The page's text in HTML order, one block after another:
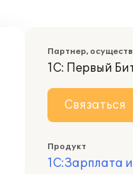
Партнер,
1С: Первый
Связаться
Продукт
1С:Зарплата